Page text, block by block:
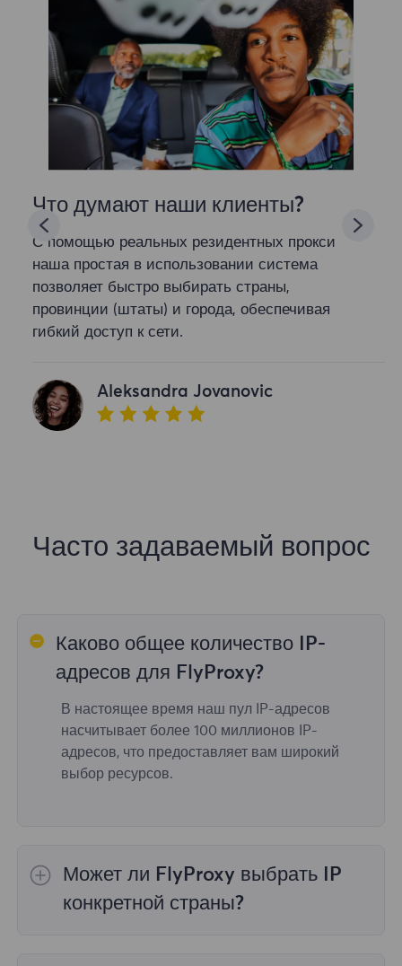
Что думают наши клиенты?
С помощью реальных резидентных прокси
наша простая в использовании система
позволяет быстро выбирать страны,
провинции (штаты) и города, обеспечивая
гибкий доступ к сети.
Aleksandra Jovanovic
Часто задаваемый вопрос
Каково общее количество IP-
адресов для FlyProxy?
В настоящее время наш пул IP-адресов
насчитывает более 100 миллионов IP-
адресов, что предоставляет вам широкий
выбор ресурсов.
Может ли FlyProxy выбрать IP
конкретной страны?